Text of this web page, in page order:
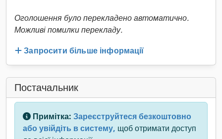
Оголошення було перекладено автоматично.
Можливі помилки перекладу.
Запросити більше інформації
Постачальник
Примітка: Зареєструйтеся безкоштовно
або увійдіть в систему, щоб отримати доступ